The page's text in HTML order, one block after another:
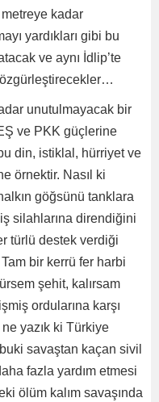
kadar
yardıkları gibi bu
ve aynı İdlip’te
unutulmayacak bir
ve PKK güçlerine
din, istiklal, hürriyet ve
örnektir. Nasıl ki
göğsünü tanklara
silahlarına direndiğini
türlü destek verdiği
bir kerrü fer harbi
şehit, kalırsam
ordularına karşı
yazık ki Türkiye
savaştan kaçan sivil
fazla yardım etmesi
ölüm kalım savaşında